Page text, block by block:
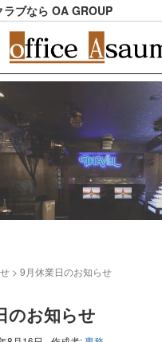
ラブなら OA GROUP
> 9月休業日のお知らせ
のお知らせ